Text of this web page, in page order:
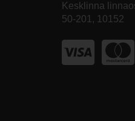
Kesklinna
50-201, 10152